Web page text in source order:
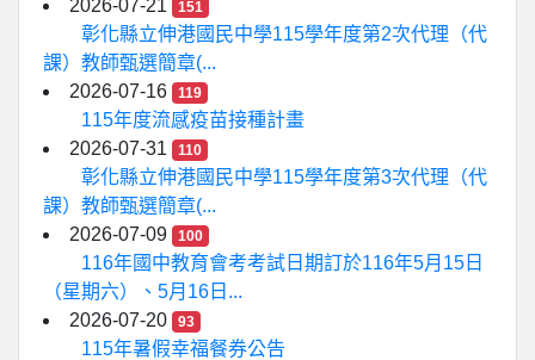
2026-07-21
151
彰化縣立伸港國民中學115學年度第2次代理（代
課）教師甄選簡章(...
2026-07-16
119
115年度流感疫苗接種計畫
2026-07-31
110
彰化縣立伸港國民中學115學年度第3次代理（代
課）教師甄選簡章(...
2026-07-09
100
116年國中教育會考考試日期訂於116年5月15日
（星期六）、5月16日...
2026-07-20
93
115年暑假幸福餐券公告